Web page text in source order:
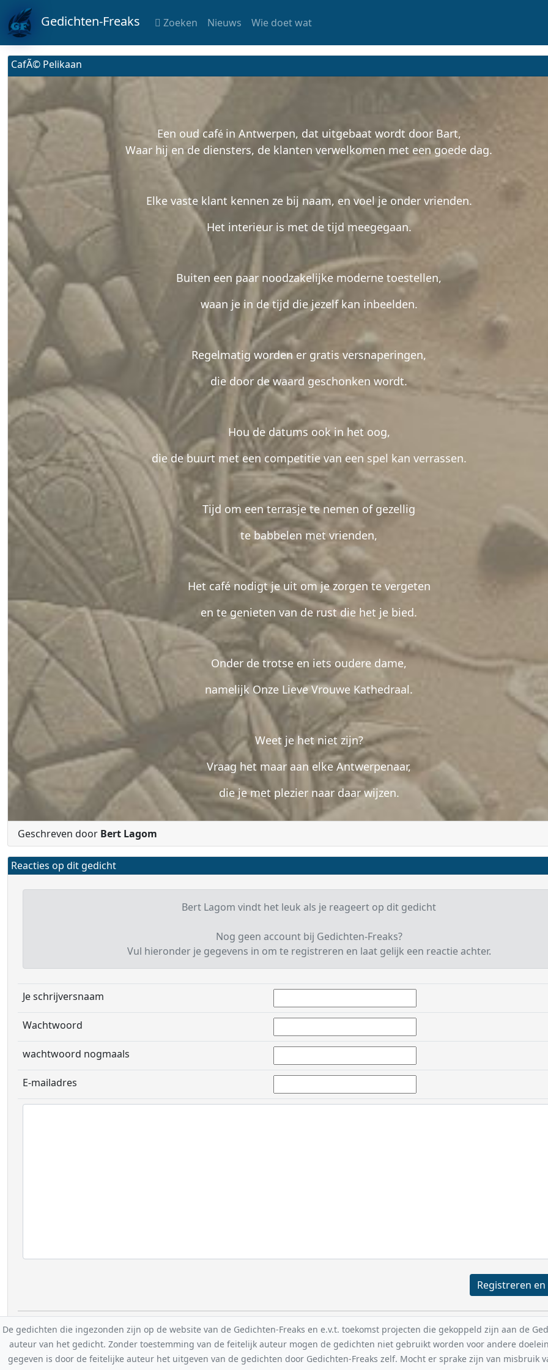
Gedichten-Freaks Zoeken Nieuws Wie doet wat
CafÃ© Pelikaan
Een oud café in Antwerpen, dat uitgebaat wordt door Bart,
Waar hij en de diensters, de klanten verwelkomen met een goede dag.
Elke vaste klant kennen ze bij naam, en voel je onder vrienden.
Het interieur is met de tijd meegegaan.
Buiten een paar noodzakelijke moderne toestellen,
waan je in de tijd die jezelf kan inbeelden.
Regelmatig worden er gratis versnaperingen,
die door de waard geschonken wordt.
Hou de datums ook in het oog,
die de buurt met een competitie van een spel kan verrassen.
Tijd om een terrasje te nemen of gezellig
te babbelen met vrienden,
Het café nodigt je uit om je zorgen te vergeten
en te genieten van de rust die het je bied.
Onder de trotse en iets oudere dame,
namelijk Onze Lieve Vrouwe Kathedraal.
Weet je het niet zijn?
Vraag het maar aan elke Antwerpenaar,
die je met plezier naar daar wijzen.
Geschreven door Bert Lagom
Reacties op dit gedicht
Bert Lagom vindt het leuk als je reageert op dit gedicht
Nog geen account bij Gedichten-Freaks?
Vul hieronder je gegevens in om te registreren en laat gelijk een reactie achter.
Je schrijversnaam
Wachtwoord
wachtwoord nogmaals
E-mailadres
De gedichten die ingezonden zijn op de website van de Gedichten-Freaks en e.v.t. toekomst projecten die gekoppeld zijn aan de
auteur van het gedicht. Zonder toestemming van de feitelijk auteur mogen de gedichten niet gebruikt worden voor andere
gegeven is door de feitelijke auteur het uitgeven van de gedichten door Gedichten-Freaks zelf. Mocht er sprake zijn van